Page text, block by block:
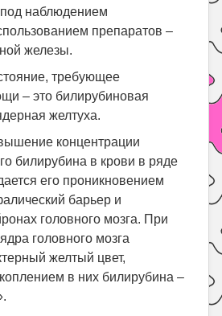
наблюдением
препаратов –
железы.
требующее
– это билирубиновая
желтуха.
концентрации
билирубина в крови в ряде
его проникновением
барьер и
головного мозга. При
головного мозга
желтый цвет,
в них билирубина –